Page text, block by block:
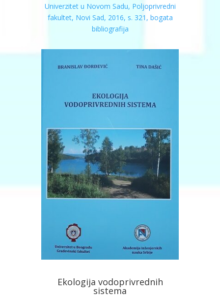
Univerzitet u Novom Sadu, Poljoprivredni
fakultet, Novi Sad, 2016, s. 321, bogata
bibliografija
Ekologija vodoprivrednih
sistema